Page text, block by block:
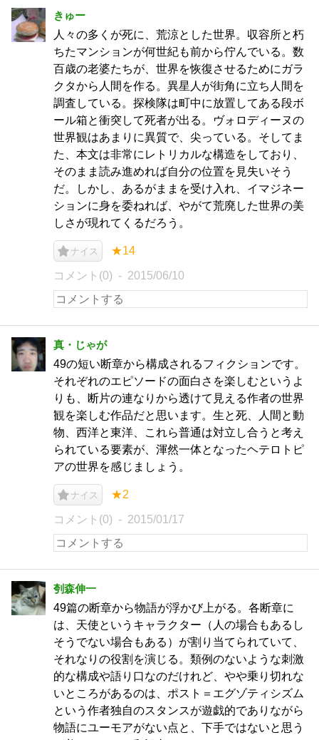
きゅー
人々の多くが死に、荒涼とした世界。収容所と朽
ちたマンションが何世紀も前から佇んでいる。数
百歳の老婆たちが、世界を恢復させるためにガラ
クタから人間を作る。異星人が街角に立ち人間を
調査している。探検隊は町中に放置してある段ボ
ール箱と衝突して死者が出る。ヴォロディーヌの
世界観はあまりに異質で、尖っている。そしてま
た、本文は非常にレトリカルな構造をしており、
そのまま読み進めれば自分の位置を見失いそう
だ。しかし、あるがままを受け入れ、イマジネー
ションに身を委ねれば、やがて荒廃した世界の美
しさが現れてくるだろう。
ナイス ★14
コメント(0) 2015/06/10
真・じゃが
49の短い断章から構成されるフィクションです。
それぞれのエピソードの面白さを楽しむというよ
りも、断片の連なりから透けて見える作者の世界
観を楽しむ作品だと思います。生と死、人間と動
物、西洋と東洋、これら普通は対立し合うと考え
られている要素が、渾然一体となったヘテロトピ
アの世界を感じましょう。
ナイス ★2
コメント(0) 2015/01/17
刳森伸一
49篇の断章から物語が浮かび上がる。各断章に
は、天使というキャラクター（人の場合もあるし
そうでない場合もある）が割り当てられていて、
それなりの役割を演じる。類例のないような刺激
的な構成や語り口なのだけれど、やや乗り切れな
いところがあるのは、ポスト＝エグゾティシズム
という作者独自のスタンスが遊戯的でありながら
物語にユーモアがない点と、下手ではないと思う